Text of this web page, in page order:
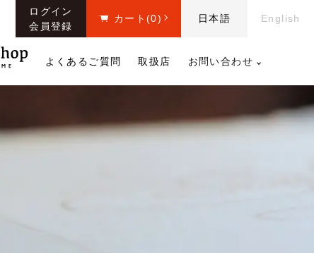
ログイン
会員登録
カート (0) 日本語 English
よくあるご質問 取扱店 お問い合わせ